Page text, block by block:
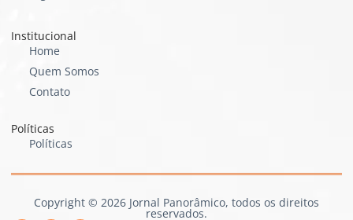
Institucional
Home
Quem Somos
Contato
Políticas
Políticas
Copyright © 2026 Jornal Panorâmico, todos os direitos
reservados.